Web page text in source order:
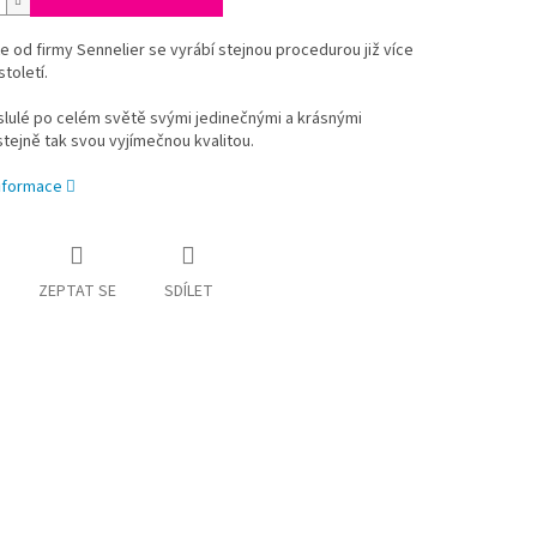
od firmy Sennelier se vyrábí stejnou procedurou již více
po celém světě svými jedinečnými a krásnými
tak svou vyjímečnou kvalitou.
ZEPTAT SE SDÍLET